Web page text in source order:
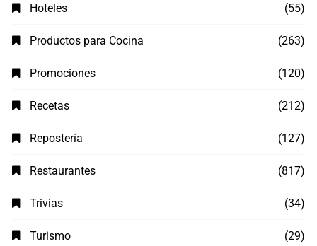
Hoteles (55)
Productos para Cocina (263)
Promociones (120)
Recetas (212)
Repostería (127)
Restaurantes (817)
Trivias (34)
Turismo (29)